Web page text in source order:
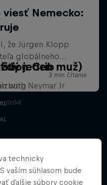
jeden muž)
Crib
with Neymar Jr
epizód
technicky
vaším súhlasom bude
ďalšie súbory cookie